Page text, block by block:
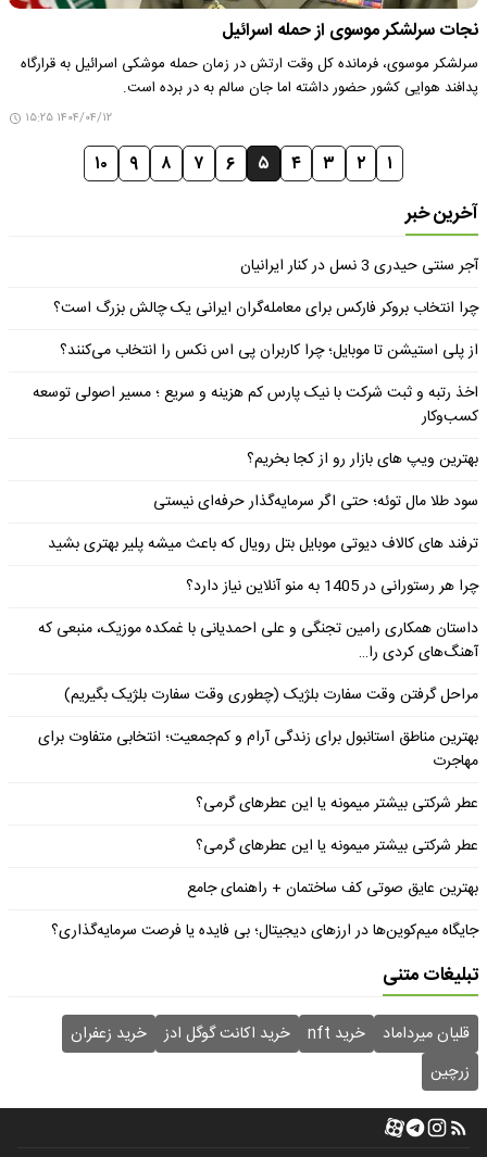
نجات سرلشکر موسوی از حمله اسرائیل
سرلشکر موسوی، فرمانده کل وقت ارتش در زمان حمله موشکی اسرائیل به قرارگاه
پدافند هوایی کشور حضور داشته اما جان سالم به در برده است.
۱۴۰۴/۰۴/۱۲ ۱۵:۲۵
۱ ۲ ۳ ۴ ۵ ۶ ۷ ۸ ۹ ۱۰
آخرین خبر
آجر سنتی حیدری 3 نسل در کنار ایرانیان
چرا انتخاب بروکر فارکس برای معامله‌گران ایرانی یک چالش بزرگ است؟
از پلی استیشن تا موبایل؛ چرا کاربران پی اس نکس را انتخاب می‌کنند؟
اخذ رتبه و ثبت شرکت با نیک پارس کم هزینه و سریع ؛ مسیر اصولی توسعه
کسب‌وکار
بهترین ویپ های بازار رو از کجا بخریم؟
سود طلا مال توئه؛ حتی اگر سرمایه‌گذار حرفه‌ای نیستی
ترفند های کالاف دیوتی موبایل بتل رویال که باعث میشه پلیر بهتری بشید
چرا هر رستورانی در 1405 به منو آنلاین نیاز دارد؟
داستان همکاری رامین تجنگی و علی احمدیانی با غمکده موزیک، منبعی که
آهنگ‌های کردی را…
مراحل گرفتن وقت سفارت بلژیک (چطوری وقت سفارت بلژیک بگیریم)
بهترین مناطق استانبول برای زندگی آرام و کم‌جمعیت؛ انتخابی متفاوت برای
مهاجرت
عطر شرکتی بیشتر میمونه یا این عطرهای گرمی؟
عطر شرکتی بیشتر میمونه یا این عطرهای گرمی؟
بهترین عایق صوتی کف ساختمان + راهنمای جامع
جایگاه میم‌کوین‌ها در ارزهای دیجیتال؛ بی فایده یا فرصت سرمایه‌گذاری؟
تبلیغات متنی
قلیان میرداماد خرید nft خرید اکانت گوگل ادز
خرید زعفران
زرچین